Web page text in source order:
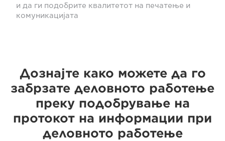
и да ги подобрите квалитетот на печатење и
комуникацијата
Дознајте како можете да го
забрзате деловното работење
преку подобрување на
протокот на информации при
деловното работење